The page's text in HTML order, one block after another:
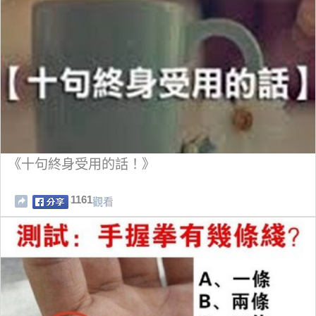
《十句終身受用的話！》
1161觀看